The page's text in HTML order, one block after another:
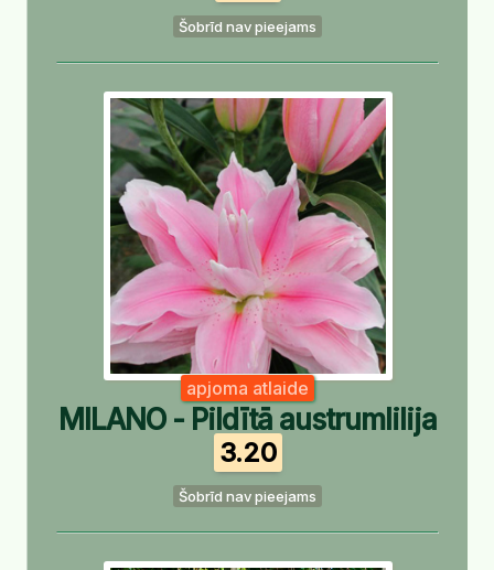
Šobrīd nav pieejams
apjoma atlaide
MILANO - Pildītā austrumlilija
3.20
Šobrīd nav pieejams